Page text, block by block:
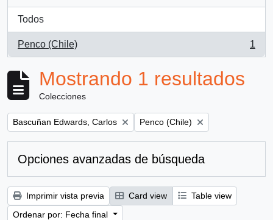
Todos
Penco (Chile)
, 1 resultados
1
Mostrando 1 resultados
Colecciones
Remove filter:
Bascuñan Edwards, Carlos Remove filter:
Penco (Chile)
Opciones avanzadas de búsqueda
Imprimir vista previa Card view
Table view
Ordenar por: Fecha final